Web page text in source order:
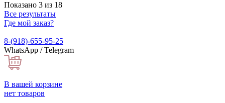
Показано 3 из 18
Все результаты
Где мой заказ?
8-(918)-655-95-25
WhatsApp / Telegram
В вашей корзине
нет товаров